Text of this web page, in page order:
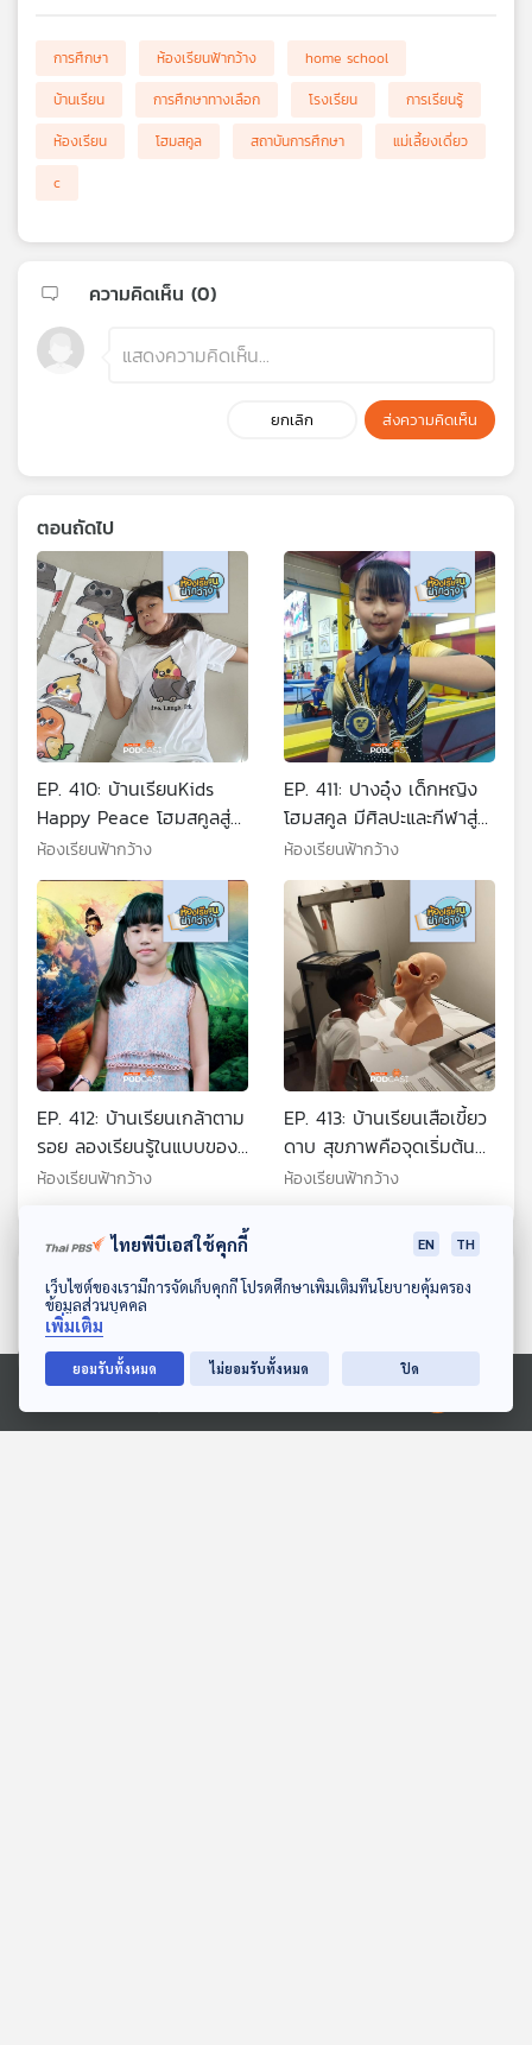
ดาวน์โหลด Thai PBS Podcast Application
Ⓒ 2020 องค์การกระจายเสียงและแพร่ภาพสาธารณะแห่งประเทศไทย
การศึกษา ห้องเรียนฟ้ากว้าง
home school
บ้านเรียน
การศึกษาทางเลือก โรงเรียน
การเรียนรู้
ห้องเรียน
โฮมสคูล สถาบันการศึกษา
แม่เลี้ยงเดี่ยว
c
ความคิดเห็น (0)
ยกเลิก ส่งความคิดเห็น
ตอนถัดไป
EP. 410: บ้านเรียนKids
Happy Peace โฮมสคูลสู่
ค้นพบแนวทางตนเอง
ห้องเรียนฟ้ากว้าง
EP. 411: ปางอุ๋ง เด็กหญิง
โฮมสคูล มีศิลปะและกีฬาสู่
เป้าหมายการเติบโต
ห้องเรียนฟ้ากว้าง
EP. 412: บ้านเรียนเกล้าตาม
รอย ลองเรียนรู้ในแบบของ
ตนเอง
ห้องเรียนฟ้ากว้าง
EP. 413: บ้านเรียนเสือเขี้ยว
ดาบ สุขภาพคือจุดเริ่มต้น
การเรียนรู้ที่ดี
ห้องเรียนฟ้ากว้าง
ตอนที่เกี่ยวข้อง
ไทยพีบีเอสใช้คุกกี้ EN TH
เว็บไซต์ของเรามีการจัดเก็บคุกกี้ โปรดศึกษาเพิ่มเติมที่นโยบายคุ้มครอง
ข้อมูลส่วนบุคคล
เพิ่มเติม
ยอมรับทั้งหมด ไม่ยอมรับทั้งหมด ปิด